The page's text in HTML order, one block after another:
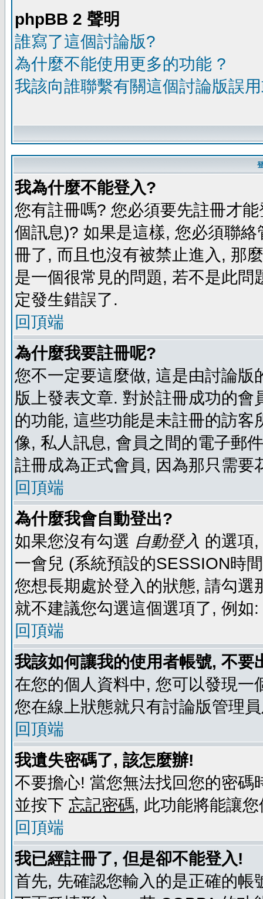
phpBB 2 聲明
誰寫了這個討論版?
為什麼不能使用更多的功能 ?
我該向誰聯繫有關這個討論版誤
我為什麼不能登入?
您有註冊嗎? 您必須要先註冊才
個訊息)? 如果是這樣, 您必須聯
冊了, 而且也沒有被禁止進入, 那
是一個很常見的問題, 若不是此
定發生錯誤了.
回頂端
為什麼我要註冊呢?
您不一定要這麼做, 這是由討論
版上發表文章. 對於註冊成功的
的功能, 這些功能是未註冊的訪
像, 私人訊息, 會員之間的電子郵
註冊成為正式會員, 因為那只需要
回頂端
為什麼我會自動登出?
如果您沒有勾選 自動登入 的選項
一會兒 (系統預設的SESSION時
您想長期處於登入的狀態, 請勾
就不建議您勾選這個選項了, 例
回頂端
我該如何讓我的使用者帳號, 不
在您的個人資料中, 您可以發現一
您在線上狀態就只有討論版管理
回頂端
我遺失密碼了, 該怎麼辦!
不要擔心! 當您無法找回您的密
並按下 忘記密碼, 此功能將能讓
回頂端
我已經註冊了, 但是卻不能登入!
首先, 先確認您輸入的是正確的